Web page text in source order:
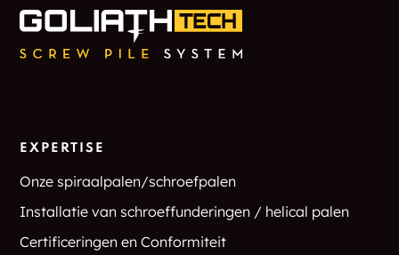
EXPERTISE
Onze spiraalpalen/schroefpalen
Installatie van schroeffunderingen / helical palen
Certificeringen en Conformiteit